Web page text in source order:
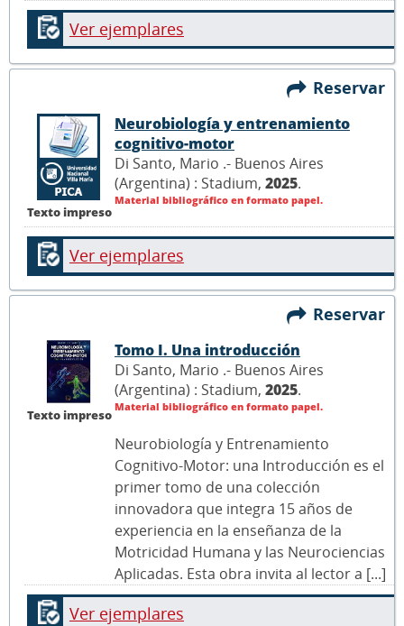
Ver ejemplares
Reservar
Texto impreso
Neurobiología y entrenamiento
cognitivo-motor
Di Santo, Mario .- Buenos Aires
(Argentina) : Stadium, 2025.
Material bibliográfico en formato papel.
Ver ejemplares
Reservar
Texto impreso
Tomo I. Una introducción
Di Santo, Mario .- Buenos Aires
(Argentina) : Stadium, 2025.
Material bibliográfico en formato papel.
Neurobiología y Entrenamiento
Cognitivo-Motor: una Introducción es el
primer tomo de una colección
innovadora que integra 15 años de
experiencia en la enseñanza de la
Motricidad Humana y las Neurociencias
Aplicadas. Esta obra invita al lector a [...]
Ver ejemplares